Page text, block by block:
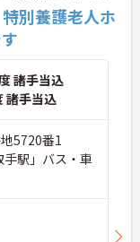
別養護老人ホ
諸手当込
諸手当込
5720番1
手駅」バス・車